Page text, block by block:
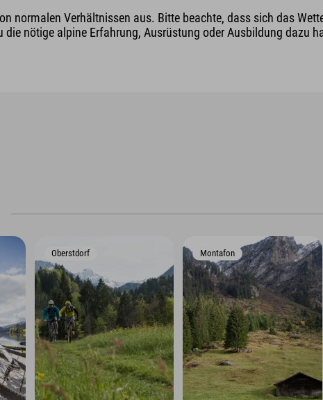
normalen Verhältnissen aus. Bitte beachte, dass sich das
die nötige alpine Erfahrung, Ausrüstung oder Ausbildung dazu
Oberstdorf Montafon